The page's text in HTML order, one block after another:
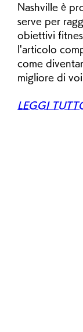
Nashville è
serve per
obiettivi
l'articolo
come
migliore di voi
LEGGI